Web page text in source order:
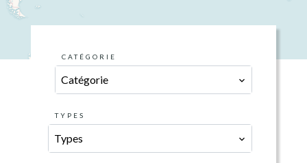
CATÉGORIE
Catégorie
TYPES
Types